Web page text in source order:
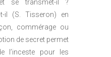
se transmet-il ?
il (S. Tisseron) en
commérage ou
de secret permet
l’inceste pour les